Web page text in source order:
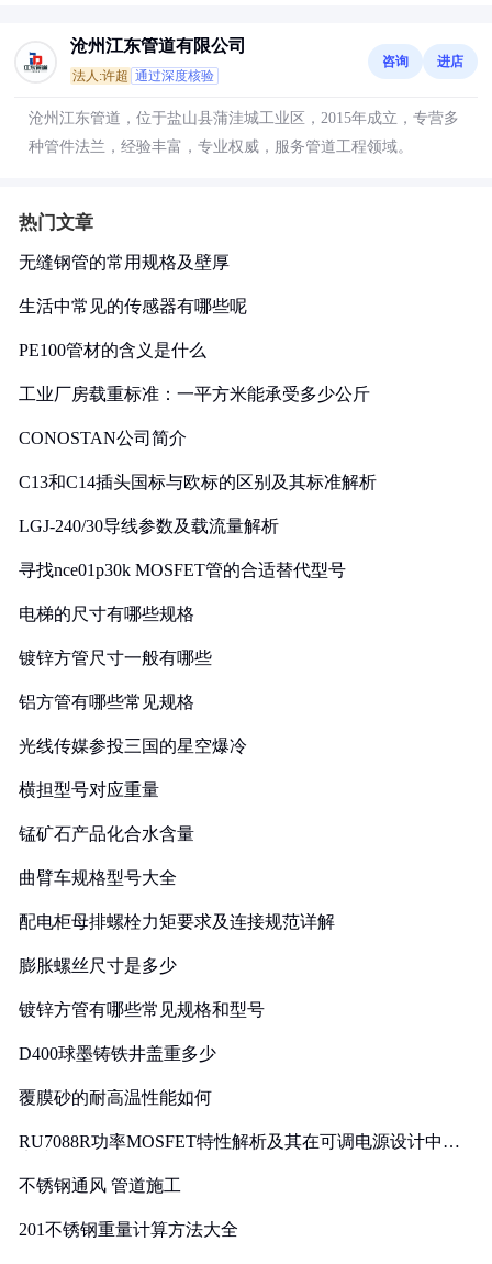
沧州江东管道有限公司
法人:许超 通过深度核验
咨询 进店
沧州江东管道，位于盐山县蒲洼城工业区，2015年成立，专营多
种管件法兰，经验丰富，专业权威，服务管道工程领域。
热门文章
无缝钢管的常用规格及壁厚
生活中常见的传感器有哪些呢
PE100管材的含义是什么
工业厂房载重标准：一平方米能承受多少公斤
CONOSTAN公司简介
C13和C14插头国标与欧标的区别及其标准解析
LGJ-240/30导线参数及载流量解析
寻找nce01p30k MOSFET管的合适替代型号
电梯的尺寸有哪些规格
镀锌方管尺寸一般有哪些
铝方管有哪些常见规格
光线传媒参投三国的星空爆冷
横担型号对应重量
锰矿石产品化合水含量
曲臂车规格型号大全
配电柜母排螺栓力矩要求及连接规范详解
膨胀螺丝尺寸是多少
镀锌方管有哪些常见规格和型号
D400球墨铸铁井盖重多少
覆膜砂的耐高温性能如何
RU7088R功率MOSFET特性解析及其在可调电源设计中的
不锈钢通风 管道施工
201不锈钢重量计算方法大全